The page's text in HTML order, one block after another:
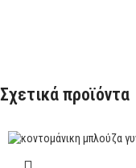
Σχετικά προϊόντα